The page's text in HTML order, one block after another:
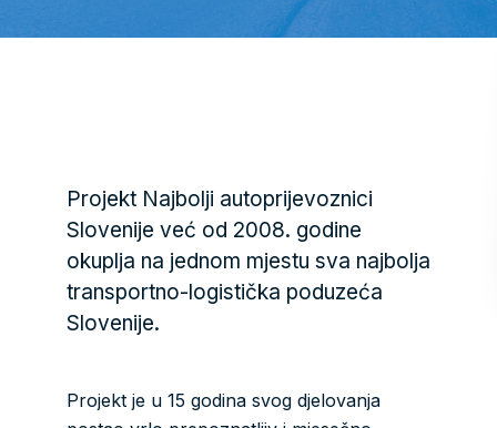
Pošaljite Upit
Projekt Najbolji autoprijevoznici
Slovenije već od 2008. godine
okuplja na jednom mjestu sva najbolja
transportno-logistička poduzeća
Slovenije.
Projekt je u 15 godina svog djelovanja